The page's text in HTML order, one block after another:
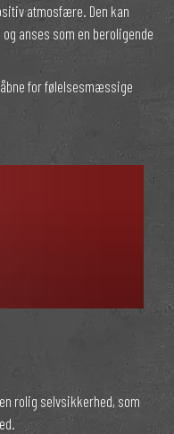
atmosfære. Den kan
anses som en beroligende
for følelsesmæssige
rolig selvsikkerhed, som